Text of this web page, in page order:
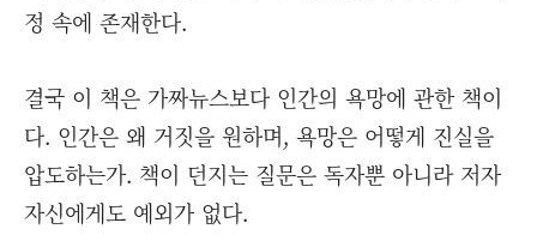
정 속에 존재한다.
결국 이 책은 가짜뉴스보다 인간의 욕망에 관한 책이
다. 인간은 왜 거짓을 원하며, 욕망은 어떻게 진실을
압도하는가. 책이 던지는 질문은 독자뿐 아니라 저자
자신에게도 예외가 없다.